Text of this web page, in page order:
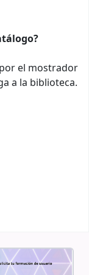
el mostrador
a la biblioteca.